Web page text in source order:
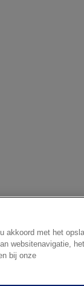
akkoord met het
websitenavigatie, het
bij onze